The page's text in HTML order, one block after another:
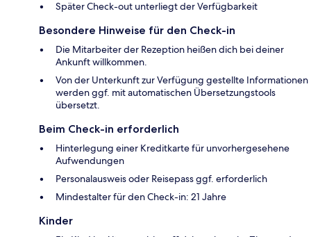
Später Check-out unterliegt der Verfügbarkeit
Besondere Hinweise für den Check-in
Die Mitarbeiter der Rezeption heißen dich bei deiner
Ankunft willkommen.
Von der Unterkunft zur Verfügung gestellte Informationen
werden ggf. mit automatischen Übersetzungstools
übersetzt.
Beim Check-in erforderlich
Hinterlegung einer Kreditkarte für unvorhergesehene
Aufwendungen
Personalausweis oder Reisepass ggf. erforderlich
Mindestalter für den Check-in: 21 Jahre
Kinder